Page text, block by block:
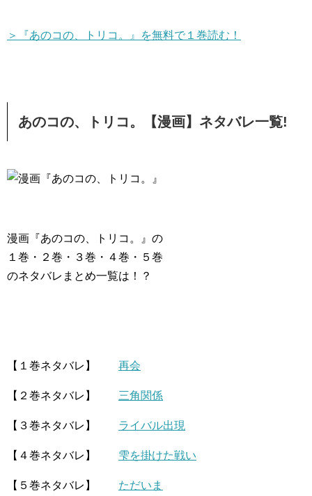
＞『あのコの、トリコ。』を無料で１巻読む！
あのコの、トリコ。【漫画】ネタバレ一覧!
漫画『あのコの、トリコ。』の
１巻・２巻・３巻・４巻・５巻
のネタバレまとめ一覧は！？
【１巻ネタバレ】 再会
【２巻ネタバレ】 三角関係
【３巻ネタバレ】 ライバル出現
【４巻ネタバレ】 雫を掛けた戦い
【５巻ネタバレ】 ただいま